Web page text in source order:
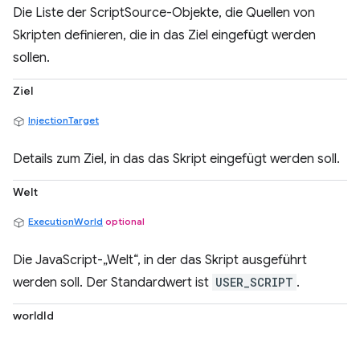
Die Liste der ScriptSource-Objekte, die Quellen von
Skripten definieren, die in das Ziel eingefügt werden
sollen.
Ziel
InjectionTarget
Details zum Ziel, in das das Skript eingefügt werden soll.
Welt
ExecutionWorld optional
Die JavaScript-„Welt“, in der das Skript ausgeführt
werden soll. Der Standardwert ist USER_SCRIPT .
worldId